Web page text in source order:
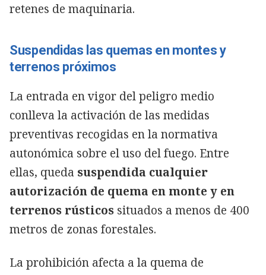
retenes de maquinaria.
Suspendidas las quemas en montes y
terrenos próximos
La entrada en vigor del peligro medio
conlleva la activación de las medidas
preventivas recogidas en la normativa
autonómica sobre el uso del fuego. Entre
ellas, queda suspendida cualquier
autorización de quema en monte y en
terrenos rústicos situados a menos de 400
metros de zonas forestales.
La prohibición afecta a la quema de